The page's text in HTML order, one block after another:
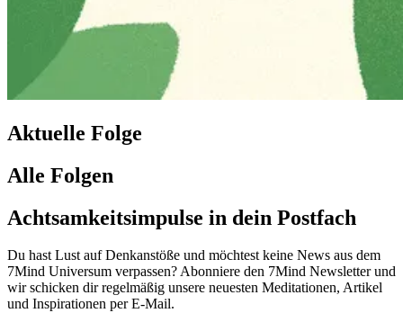
Aktuelle Folge
Alle Folgen
Achtsamkeitsimpulse in dein Postfach
Du hast Lust auf Denkanstöße und möchtest keine News aus dem
7Mind Universum verpassen? Abon­niere den 7Mind News­let­ter und
wir schicken dir regelmäßig unsere neuesten Meditationen, Artikel
und Inspirationen per E-Mail.